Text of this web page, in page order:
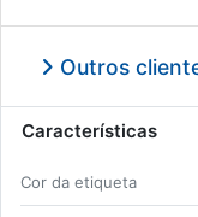
Outros
Características
Cor da eti­queta